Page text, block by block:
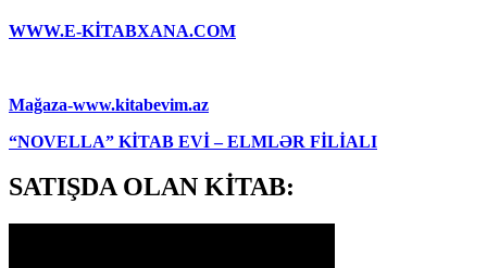
WWW.E-KİTABXANA.COM
Mağaza-www.kitabevim.az
“NOVELLA” KİTAB EVİ – ELMLƏR FİLİALI
SATIŞDA OLAN KİTAB: